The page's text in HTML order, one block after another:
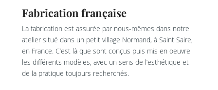
Fabrication française
La fabrication est assurée par nous-mêmes dans notre
atelier situé dans un petit village Normand, à Saint Saire,
en France. C’est là que sont conçus puis mis en oeuvre
les différents modèles, avec un sens de l’esthétique et
de la pratique toujours recherchés.